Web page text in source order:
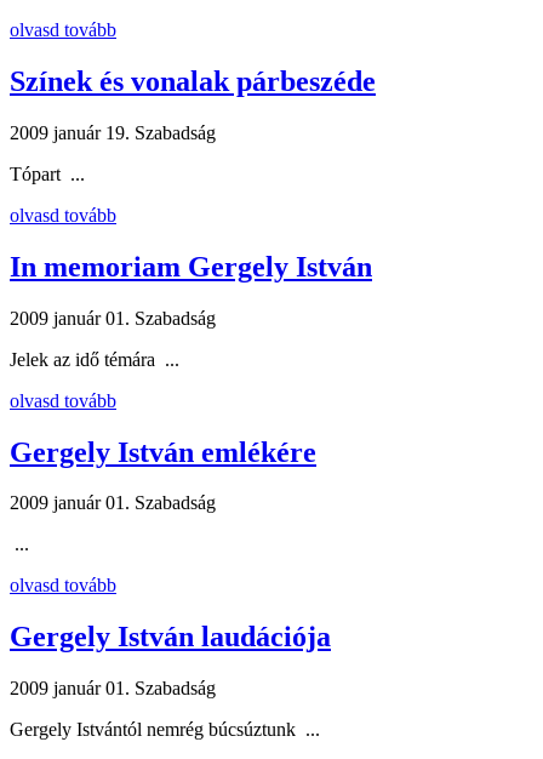
olvasd tovább
Színek és vonalak párbeszéde
2009 január 19. Szabadság
Tópart ...
olvasd tovább
In memoriam Gergely István
2009 január 01. Szabadság
Jelek az idő témára ...
olvasd tovább
Gergely István emlékére
2009 január 01. Szabadság
...
olvasd tovább
Gergely István laudációja
2009 január 01. Szabadság
Gergely Istvántól nemrég búcsúztunk ...